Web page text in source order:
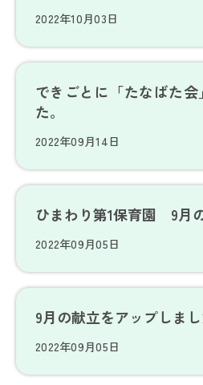
2022年10月03日
できごとに「たなばた
た。
2022年09月14日
ひまわり第1保育園 9月
2022年09月05日
9月の献立をアップしまし
2022年09月05日